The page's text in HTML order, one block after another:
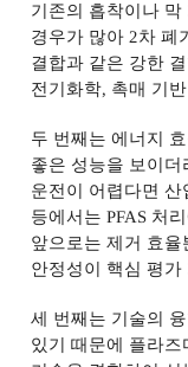
기존의 흡착이나
경우가 많아 2차 폐
결합과 같은 강한
전기화학, 촉매 기
두 번째는 에너지
좋은 성능을 보이
운전이 어렵다면
등에서는 PFAS 처
앞으로는 제거 효율
안정성이 핵심 평
세 번째는 기술의
있기 때문에 플라즈